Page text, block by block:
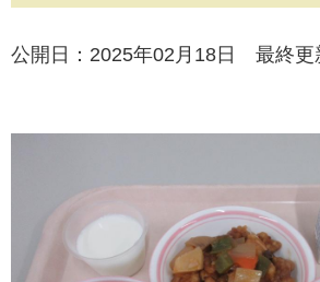
公開日：2025年02月18日 最終更